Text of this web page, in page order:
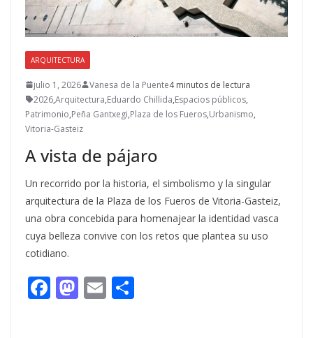
ARQUITECTURA
julio 1, 2026 Vanesa de la Puente4 minutos de lectura
2026,Arquitectura,Eduardo Chillida,Espacios públicos,
Patrimonio,Peña Gantxegi,Plaza de los Fueros,Urbanismo,
Vitoria-Gasteiz
A vista de pájaro
Un recorrido por la historia, el simbolismo y la singular
arquitectura de la Plaza de los Fueros de Vitoria-Gasteiz,
una obra concebida para homenajear la identidad vasca
cuya belleza convive con los retos que plantea su uso
cotidiano.
F M E